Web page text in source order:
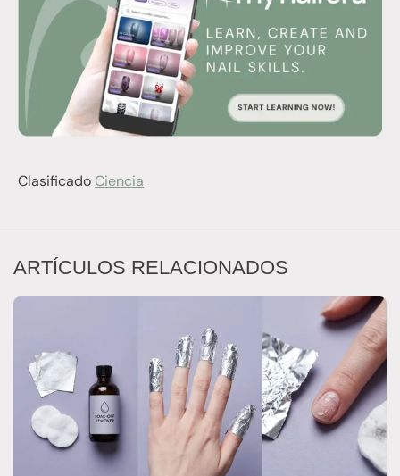
Clasificado Ciencia
ARTÍCULOS RELACIONADOS